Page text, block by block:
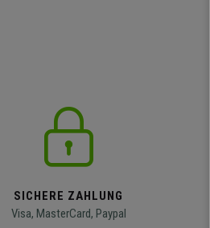
SICHERE ZAHLUNG
Visa, MasterCard, Paypal